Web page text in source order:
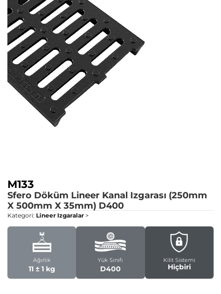
M133
Sfero Döküm Lineer Kanal Izgarası (250mm
X 500mm X 35mm) D400
Kategori: Lineer Izgaralar >
Ağırlık
11 ± 1 kg
Yük Sınıfı
D400
Kilit Sistemi
Hiçbiri